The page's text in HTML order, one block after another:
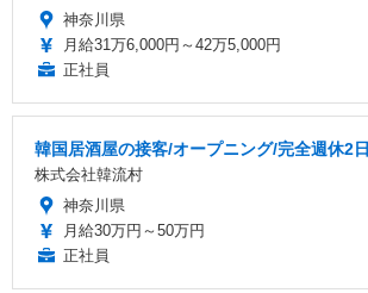
神奈川県
月給31万6,000円～42万5,000円
正社員
韓国居酒屋の接客/オープニング/完全週休2日
株式会社韓流村
神奈川県
月給30万円～50万円
正社員